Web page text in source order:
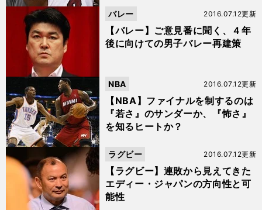
【バレー】ご意見番に聞く、４年
後に向けての男子バレー再建策
2016.07.12更新
バレー
【NBA】ファイナルを制するのは
『若さ』のサンダーか、『怖さ』
を知るヒートか？
2016.07.12更新
NBA
【ラグビー】連敗から見えてきた
エディー・ジャパンの方向性と可
能性
2016.07.12更新
ラグビー